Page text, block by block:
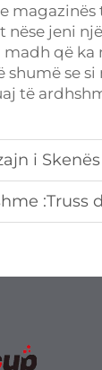
magazinës
nëse jeni
madh që ka
shumë se
të
i
:Truss